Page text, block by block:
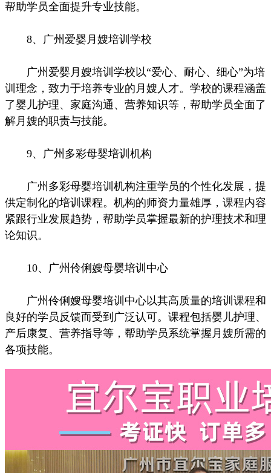
帮助学员全面提升专业技能。
8、广州爱婴月嫂培训学校
广州爱婴月嫂培训学校以“爱心、耐心、细心”为培
训理念，致力于培养专业的月嫂人才。学校的课程涵盖
了婴儿护理、家庭沟通、营养知识等，帮助学员全面了
解月嫂的职责与技能。
9、广州多彩母婴培训机构
广州多彩母婴培训机构注重学员的个性化发展，提
供定制化的培训课程。机构的师资力量雄厚，课程内容
紧跟行业发展趋势，帮助学员掌握最新的护理技术和理
论知识。
10、广州伶俐嫂母婴培训中心
广州伶俐嫂母婴培训中心以其高质量的培训课程和
良好的学员反馈而受到广泛认可。课程包括婴儿护理、
产后康复、营养指导等，帮助学员系统掌握月嫂所需的
各项技能。